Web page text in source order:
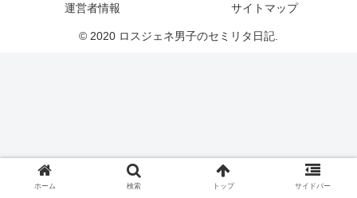
運営者情報 サイトマップ
© 2020 ロスジェネ男子のセミリタ日記.
ホーム 検索 トップ サイドバー